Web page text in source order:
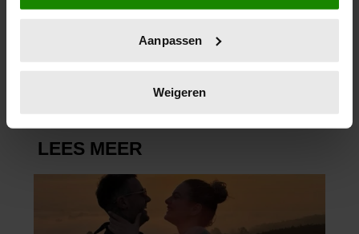
locatie, die tot een paar meter nauwkeurig kan zijn
scannen op specifieke eigenschappen (fingerprinting)
verwerkt en stel uw voorkeuren in het
intrekken in de Cookieverklaring.
personaliseren, om functies voor social media te bieden
en om ons websiteverkeer te analyseren. Ook delen we
informatie over uw gebruik van onze site met onze
Aanpassen
Weigeren
HOOPVOLLE UPDATE: ‘HIJ KAN